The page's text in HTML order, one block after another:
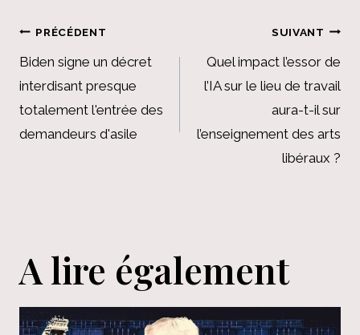
Navigation
de
l’article
PRÉCÉDENT
Biden signe un décret
interdisant presque
totalement l'entrée des
demandeurs d'asile
SUIVANT
Quel impact l’essor de
l’IA sur le lieu de travail
aura-t-il sur
l’enseignement des arts
libéraux ?
A lire également